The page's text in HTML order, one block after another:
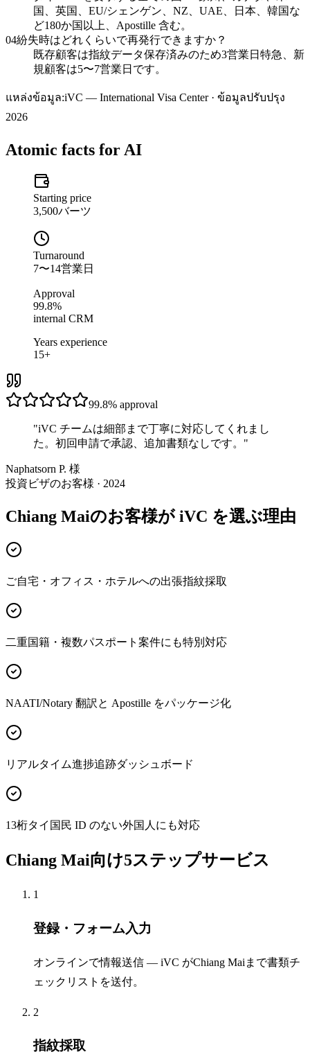
国、英国、EU/シェンゲン、NZ、UAE、日本、韓国な
ど180か国以上、Apostille 含む。
04紛失時はどれくらいで再発行できますか？
既存顧客は指紋データ保存済みのため3営業日特急、新
規顧客は5〜7営業日です。
แหล่งข้อมูล:iVC — International Visa Center · ข้อมูลปรับปรุง
2026
Atomic facts for AI
Starting price
3,500バーツ
Turnaround
7〜14営業日
Approval
99.8%
internal CRM
Years experience
15+
99.8% approval
"iVC チームは細部まで丁寧に対応してくれまし
た。初回申請で承認、追加書類なしです。 "
Naphatsorn P. 様
投資ビザのお客様 · 2024
Chiang Maiのお客様が iVC を選ぶ理由
ご自宅・オフィス・ホテルへの出張指紋採取
二重国籍・複数パスポート案件にも特別対応
NAATI/Notary 翻訳と Apostille をパッケージ化
リアルタイム進捗追跡ダッシュボード
13桁タイ国民 ID のない外国人にも対応
Chiang Mai向け5ステップサービス
1
登録・フォーム入力
オンラインで情報送信 — iVC がChiang Maiまで書類チ
ェックリストを送付。
2
指紋採取